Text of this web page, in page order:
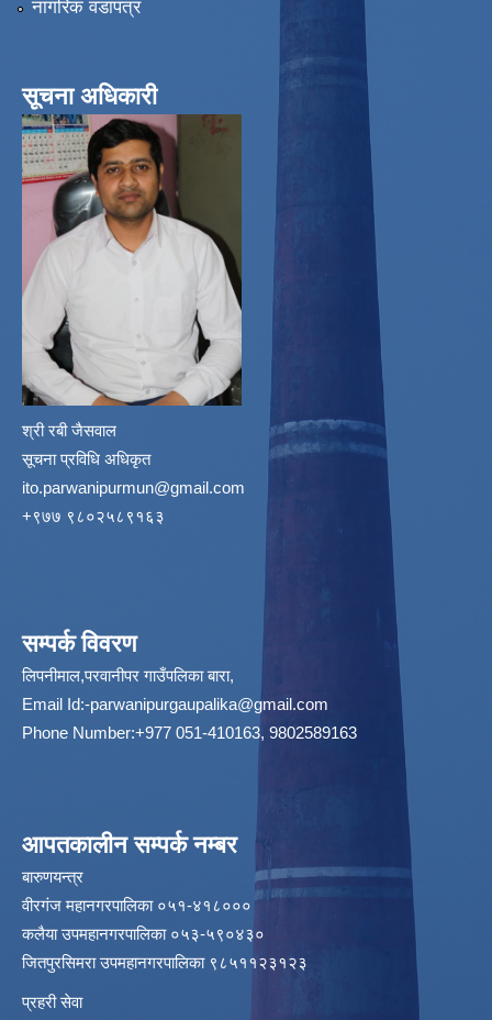
नागरिक वडापत्र
सूचना अधिकारी
श्री रबी जैसवाल
सूचना प्रविधि अधिकृत
ito.parwanipurmun@gmail.com
‌+९७७ ९८०२५८९१६३
सम्पर्क विवरण
लिपनीमाल,परवानीपर गाउँपलिका बारा,
Email Id:-parwanipurgaupalika@gmail.com
Phone Number:+977 051-410163, 9802589163
आपतकालीन सम्पर्क नम्बर
बारुणयन्त्र
वीरगंज महानगरपालिका ०५१-४१८०००
कलैया उपमहानगरपालिका ०५३-५९०४३०
जितपुरसिमरा उपमहानगरपालिका ९८५११२३१२३
प्रहरी सेवा